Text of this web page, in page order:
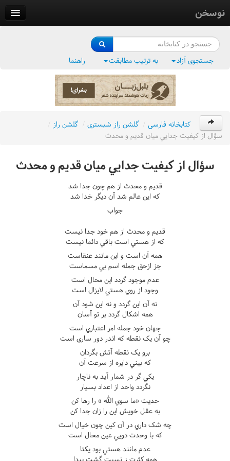
نوسخن
فرهنگ واژگان
جستجوی آزاد به ترتیب مطابقت راهنما
کتابخانه فارسی / گلشن راز شبستري / گلشن راز /
سؤال از کيفيت جدايي ميان قديم و محدث
سؤال از کيفيت جدايي ميان قديم و محدث
قديم و محدث از هم چون جدا شد
که اين عالم شد آن ديگر خدا شد
جواب
قديم و محدث از هم خود جدا نيست
که از هستي است باقي دائما نيست
همه آن است و اين مانند عنقاست
جز ازحق جمله اسم بي مسماست
عدم موجود گردد اين محال است
وجود از روي هستي لايزال است
نه آن اين گردد و نه اين شود آن
همه اشکال گردد بر تو آسان
جهان خود جمله امر اعتباري است
چو آن يک نقطه که اندر دور ساري است
برو يک نقطه آتش بگردان
که بيني دايره از سرعت آن
يکي گر در شمار آيد به ناچار
نگردد واحد از اعداد بسيار
حديث «ما سوي الله » را رها کن
به عقل خويش اين را زان جدا کن
چه شک داري در آن کين چون خيال است
که با وحدت دويي عين محال است
عدم مانند هستي بود يکتا